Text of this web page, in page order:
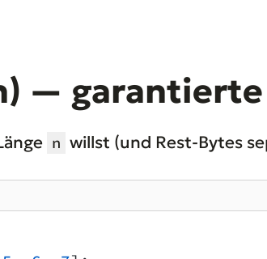
— garantierte
n willst (und Rest-Bytes